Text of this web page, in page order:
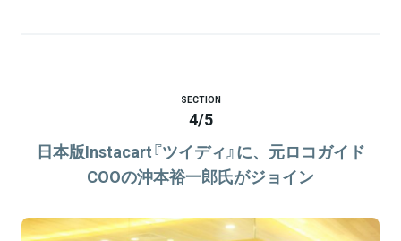
SECTION
4/5
日本版Instacart『ツイディ』に、元ロコガイド
COOの沖本裕一郎氏がジョイン